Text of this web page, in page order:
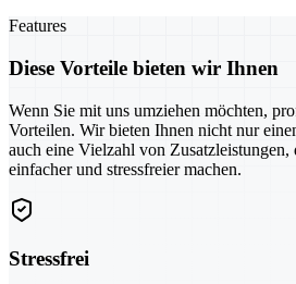
Features
Diese Vorteile bieten wir Ihnen
Wenn Sie mit uns umziehen möchten,
Vorteilen. Wir bieten Ihnen nicht nur
auch eine Vielzahl von
einfacher und stressfreier machen.
Stressfrei